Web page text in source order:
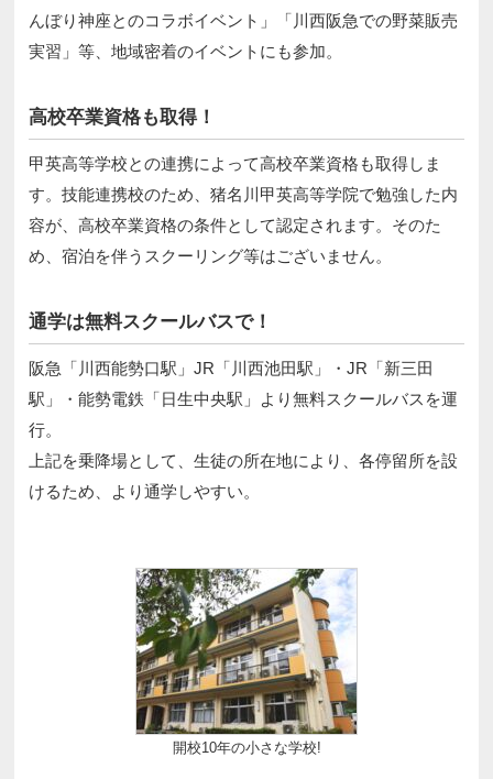
んぼり神座とのコラボイベント」「川西阪急での野菜販売
実習」等、地域密着のイベントにも参加。
高校卒業資格も取得！
甲英高等学校との連携によって高校卒業資格も取得しま
す。技能連携校のため、猪名川甲英高等学院で勉強した内
容が、高校卒業資格の条件として認定されます。そのた
め、宿泊を伴うスクーリング等はございません。
通学は無料スクールバスで！
阪急「川西能勢口駅」JR「川西池田駅」・JR「新三田
駅」・能勢電鉄「日生中央駅」より無料スクールバスを運
行。
上記を乗降場として、生徒の所在地により、各停留所を設
けるため、より通学しやすい。
開校10年の小さな学校!